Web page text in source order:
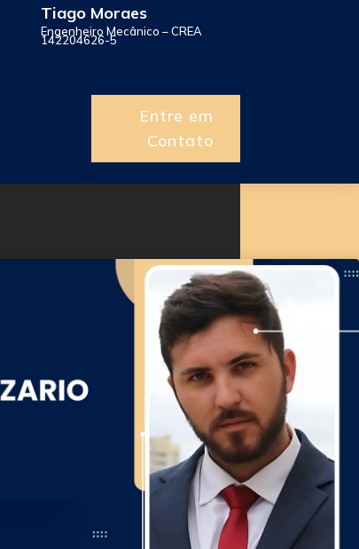
Tiago Moraes
Engenheiro Mecânico – CREA
142204626-5
Entre em
Contato